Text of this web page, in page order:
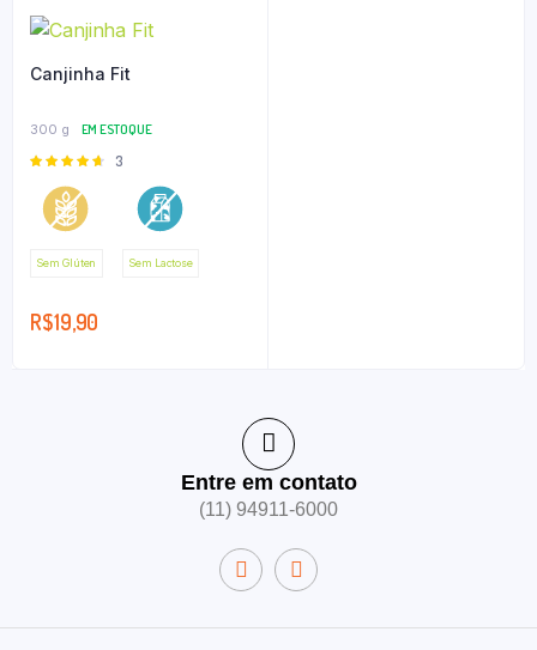
Canjinha Fit
300 g
EM ESTOQUE
Avaliação
3
Sem Glúten Sem Lactose
R$19,90
Entre em contato
(11) 94911-6000